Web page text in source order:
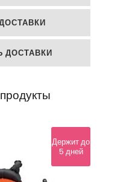
ДОСТАВКИ
Держит до
5 дней